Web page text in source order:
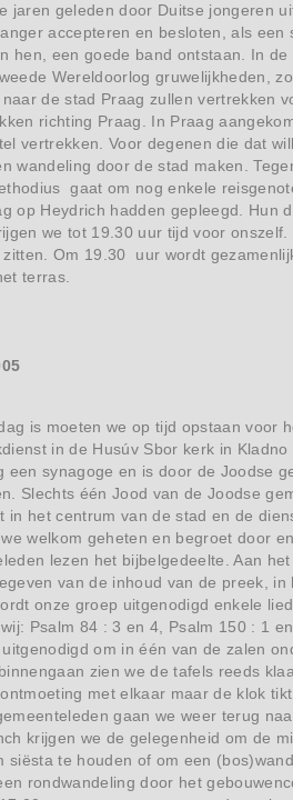
jaren geleden door Duitse jongeren
accepteren en besloten, als
hen, een goede band ontstaan. In
Wereldoorlog gruwelijkheden,
de stad Praag zullen vertrekken
richting Praag. In Praag
vertrekken. Voor degenen die dat
wandeling door de stad maken.
gaat om nog enkele
op Heydrich hadden gepleegd. Hun
we tot 19.30 uur tijd voor
Om 19.30 uur wordt
terras.
is moeten we op tijd opstaan voor
in de Husúv Sbor kerk in
een synagoge en is door de Joodse
Slechts één Jood van de Joodse
in het centrum van de stad en de
welkom geheten en begroet door
lezen het bijbelgedeelte. Aan
van de inhoud van de preek,
onze groep uitgenodigd enkele
Psalm 84 : 3 en 4, Psalm 150 : 1
om in één van de zalen
zien we de tafels reeds
met elkaar maar de klok
gaan we weer terug
krijgen we de gelegenheid om de
siësta te houden of om een
rondwandeling door het